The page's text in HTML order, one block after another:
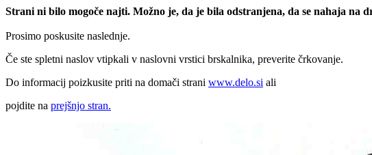
Strani ni bilo mogoče najti. Možno je, da je bila odstranjena, da se nahaja na
Prosimo poskusite naslednje.
Če ste spletni naslov vtipkali v naslovni vrstici brskalnika, preverite črkovanje.
Do informacij poizkusite priti na domači strani www.delo.si ali
pojdite na prejšnjo stran.